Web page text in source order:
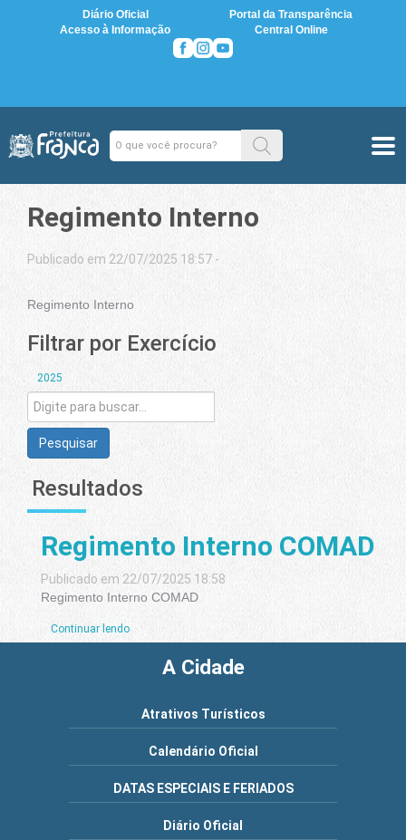
Diário Oficial
Portal da Transparência
Acesso à Informação
Central Online
Regimento Interno
Publicado em 22/07/2025 18:57 -
Regimento Interno
Filtrar por Exercício
2025
Pesquisar
Resultados
Regimento Interno COMAD
Publicado em 22/07/2025 18:58
Regimento Interno COMAD
Continuar lendo
A Cidade
Atrativos Turísticos
Calendário Oficial
DATAS ESPECIAIS E FERIADOS
Diário Oficial